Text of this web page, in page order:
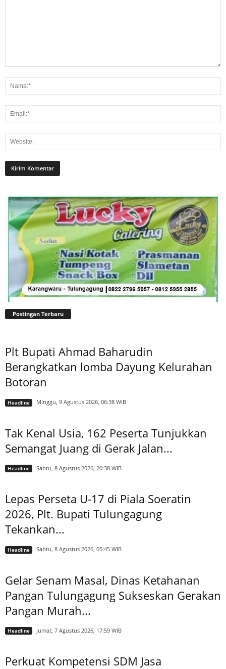
Postingan Terbaru
Plt Bupati Ahmad Baharudin
Berangkatkan lomba Dayung Kelurahan
Botoran
Headline Minggu, 9 Agustus 2026, 06:38 WIB
Tak Kenal Usia, 162 Peserta Tunjukkan
Semangat Juang di Gerak Jalan...
Headline Sabtu, 8 Agustus 2026, 20:38 WIB
Lepas Perseta U-17 di Piala Soeratin
2026, Plt. Bupati Tulungagung
Tekankan...
Headline Sabtu, 8 Agustus 2026, 05:45 WIB
Gelar Senam Masal, Dinas Ketahanan
Pangan Tulungagung Sukseskan Gerakan
Pangan Murah...
Headline Jumat, 7 Agustus 2026, 17:59 WIB
Perkuat Kompetensi SDM Jasa